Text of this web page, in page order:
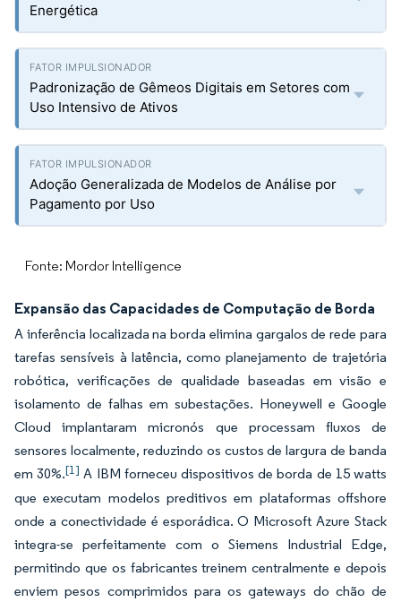
Energética
Padronização de Gêmeos Digitais em Setores com
Uso Intensivo de Ativos
Adoção Generalizada de Modelos de Análise por
Pagamento por Uso
Fonte: Mordor Intelligence
Expansão das Capacidades de Computação de Borda
A inferência localizada na borda elimina gargalos de rede para
tarefas sensíveis à latência, como planejamento de trajetória
robótica, verificações de qualidade baseadas em visão e
isolamento de falhas em subestações. Honeywell e Google
Cloud implantaram micronós que processam fluxos de
sensores localmente, reduzindo os custos de largura de banda
em 30%.[1] A IBM forneceu dispositivos de borda de 15 watts
que executam modelos preditivos em plataformas offshore
onde a conectividade é esporádica. O Microsoft Azure Stack
integra-se perfeitamente com o Siemens Industrial Edge,
permitindo que os fabricantes treinem centralmente e depois
enviem pesos comprimidos para os gateways do chão de